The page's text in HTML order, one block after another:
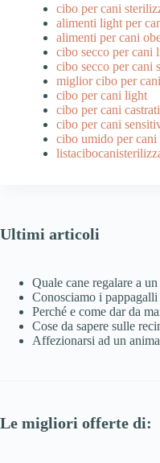
cibo per cani
alimenti light per
alimenti per cani
cibo secco per cani
cibo secco per cani
miglior cibo per
cibo per cani light
cibo per cani castrati
cibo per cani
cibo umido per cani
Ultimi articoli
Quale cane regalare a
Conosciamo i
Perché e come dar da
Cose da sapere sulle
Affezionarsi ad un
Le migliori offerte di: